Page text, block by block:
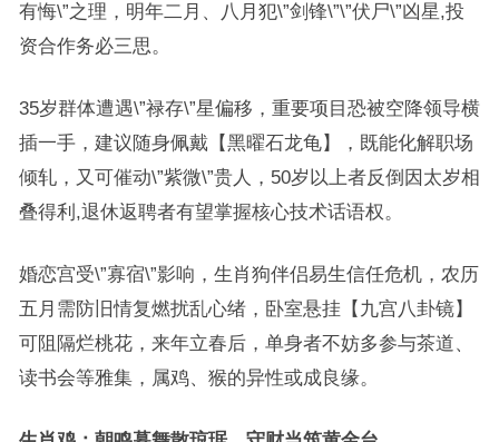
有悔\”之理，明年二月、八月犯\”剑锋\”\”伏尸\”凶星,投
资合作务必三思。
35岁群体遭遇\”禄存\”星偏移，重要项目恐被空降领导横
插一手，建议随身佩戴【黑曜石龙龟】，既能化解职场
倾轧，又可催动\”紫微\”贵人，50岁以上者反倒因太岁相
叠得利,退休返聘者有望掌握核心技术话语权。
婚恋宫受\”寡宿\”影响，生肖狗伴侣易生信任危机，农历
五月需防旧情复燃扰乱心绪，卧室悬挂【九宫八卦镜】
可阻隔烂桃花，来年立春后，单身者不妨多参与茶道、
读书会等雅集，属鸡、猴的异性或成良缘。